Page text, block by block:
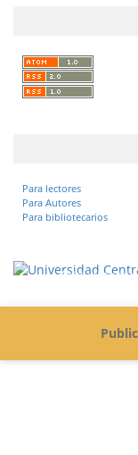
Para lectores
Para Autores
Para bibliotecarios
Vigilada